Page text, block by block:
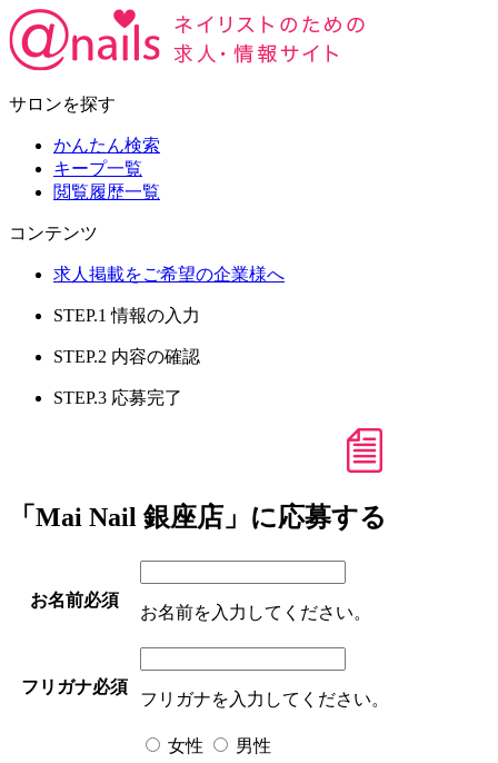
サロンを探す
かんたん検索
キープ一覧
閲覧履歴一覧
コンテンツ
求人掲載をご希望の企業様へ
STEP.1 情報の入力
STEP.2 内容の確認
STEP.3 応募完了
「Mai Nail 銀座店」に応募する
お名前必須
お名前を入力してください。
フリガナ必須
フリガナを入力してください。
女性 男性